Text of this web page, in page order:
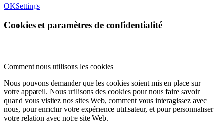
OKSettings
Cookies et paramètres de confidentialité
Comment nous utilisons les cookies
Nous pouvons demander que les cookies soient mis en place sur
votre appareil. Nous utilisons des cookies pour nous faire savoir
quand vous visitez nos sites Web, comment vous interagissez avec
nous, pour enrichir votre expérience utilisateur, et pour personnaliser
votre relation avec notre site Web.